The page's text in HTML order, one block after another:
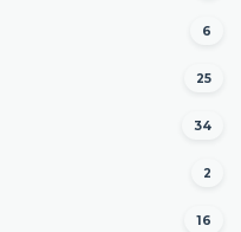
6
25
34
2
16